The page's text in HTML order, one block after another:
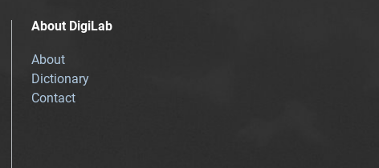
About DigiLab
About
Dictionary
Contact